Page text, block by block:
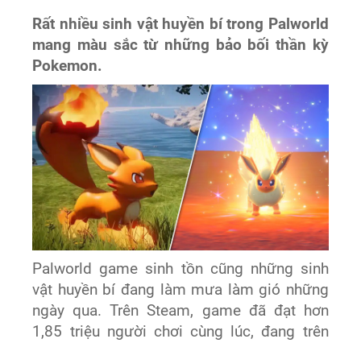
Rất nhiều sinh vật huyền bí trong Palworld
mang màu sắc từ những bảo bối thần kỳ
Pokemon.
Palworld game sinh tồn cũng những sinh
vật huyền bí đang làm mưa làm gió những
ngày qua. Trên Steam, game đã đạt hơn
1,85 triệu người chơi cùng lúc, đang trên